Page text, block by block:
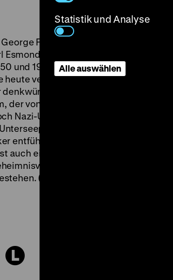
F. Slavin, K:
Ludwig Donath,
und 1959 für Universal
heute vergessene Filme,
von der Prämisse
Nazi-U-Boote die
ist der
entführt, in dessen
auch ein
junge Frau
(lf)
Zu
Statistik und Analyse
Alle auswählen